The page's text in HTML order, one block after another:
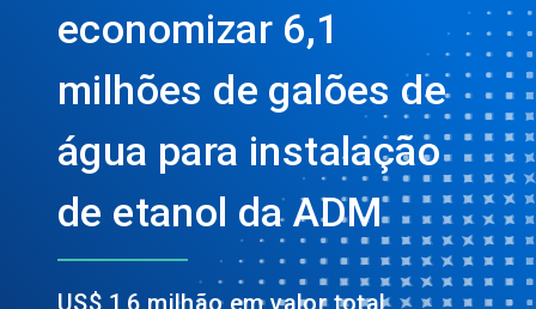
economizar 6,1
milhões de galões de
água para instalação
de etanol da ADM